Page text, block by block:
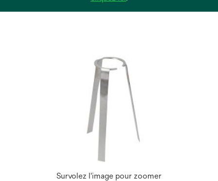
Survolez l'image pour zoomer